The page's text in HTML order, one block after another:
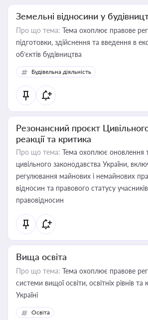
Земельні відносини у
Про що тема: Тема охоплює правове
підготовки, здійснення та введення в
об’єктів будівництва
Будівельна діяльність
Резонансний проєкт
реакції та критика
Про що тема: Тема охоплює оновлення
цивільного законодавства України,
регулювання майнових і немайнових
відносин та правового статусу
правовідносин
Вища освіта
Про що тема: Тема охоплює правове
системи вищої освіти, освітніх рівнів та
Україні
Освіта